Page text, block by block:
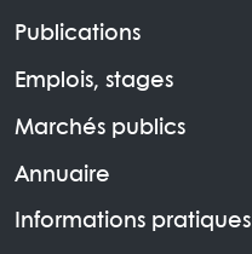
Publications
Emplois, stages
Marchés publics
Annuaire
Informations pratiques